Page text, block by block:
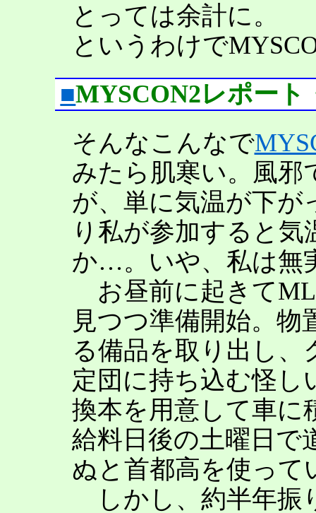
とっては余計に。
というわけで
■MYSCON2レポート
そんなこんなで
みたら肌寒い。風邪
が、単に気温が下
り私が参加すると
か…。いや、私は無
お昼前に起きて
見つつ準備開始。
る備品を取り出し、
定団に持ち込む怪し
換本を用意して車に
給料日後の土曜日で
ぬと首都高を使って
しかし、約半年振